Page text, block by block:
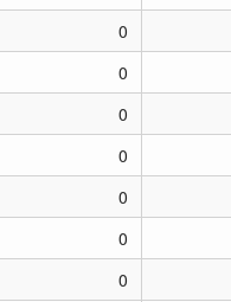
0
0
0
0
0
0
0